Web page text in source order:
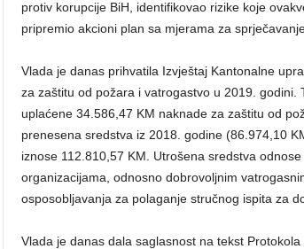
protiv korupcije BiH, identifikovao rizike koje
pripremio akcioni plan sa mjerama za
Vlada je danas prihvatila Izvještaj Kantonalne
za zaštitu od požara i vatrogastvo u 2019. godini.
uplaćene 34.586,47 KM naknade za zaštitu od
prenesena sredstva iz 2018. godine (86.974,10
iznose 112.810,57 KM. Utrošena sredstva
organizacijama, odnosno dobrovoljnim
osposobljavanja za polaganje stručnog ispita za
Vlada je danas dala saglasnost na tekst